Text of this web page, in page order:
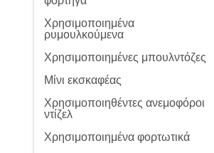
Χρησιμοποιημένα
ρυμουλκούμενα
Χρησιμοποιημένες μπουλντόζες
Μίνι εκσκαφέας
Χρησιμοποιηθέντες ανεμοφόροι
ντίζελ
Χρησιμοποιημένα φορτωτικά